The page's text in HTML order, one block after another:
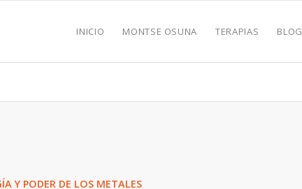
INICIO MONTSE OSUNA TERAPIAS BLOG
Y PODER DE LOS METALES